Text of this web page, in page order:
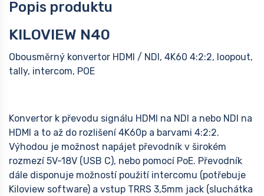
Popis produktu
KILOVIEW N40
Obousměrný konvertor HDMI / NDI, 4K60 4:2:2, loopout,
tally, intercom, POE
Konvertor k převodu signálu HDMI na NDI a nebo NDI na
HDMI a to až do rozlišení 4K60p a barvami 4:2:2.
Výhodou je možnost napájet převodník v širokém
rozmezí 5V-18V (USB C), nebo pomocí PoE. Převodník
dále disponuje možností použití intercomu (potřebuje
Kiloview software) a vstup TRRS 3,5mm jack (sluchátka